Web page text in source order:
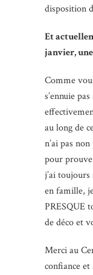
disposition
Et
janvier,
Comme
s’ennuie
au long de
n’ai pas
pour
j’ai
en famille,
PRESQUE
de déco et
Merci au
confiance et